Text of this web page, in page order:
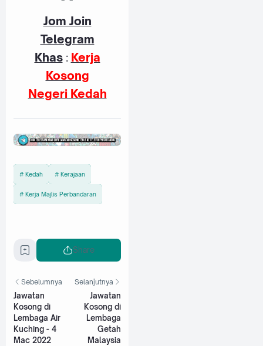
Jom Join
Telegram
Khas: Kerja
Kosong
Negeri Kedah
Kedah Kerajaan
Kerja Majlis Perbandaran
Share
Sebelumnya
Jawatan
Kosong di
Lembaga Air
Kuching - 4
Mac 2022
Selanjutnya
Jawatan
Kosong di
Lembaga
Getah
Malaysia